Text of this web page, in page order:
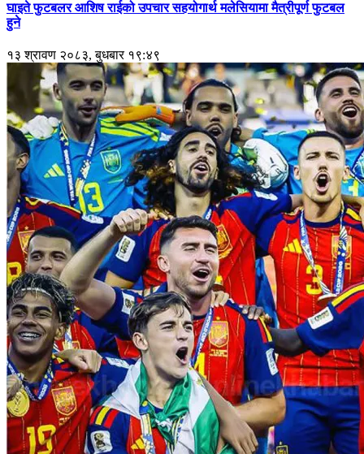
घाइते फुटबलर आशिष राईको उपचार सहयोगार्थ मलेसियामा मैत्रीपूर्ण फुटबल
हुने
१३ श्रावण २०८३, बुधबार १९:४९